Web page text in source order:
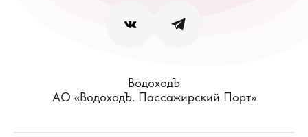
ВодоходЪ
АО «ВодоходЪ. Пассажирский Порт»